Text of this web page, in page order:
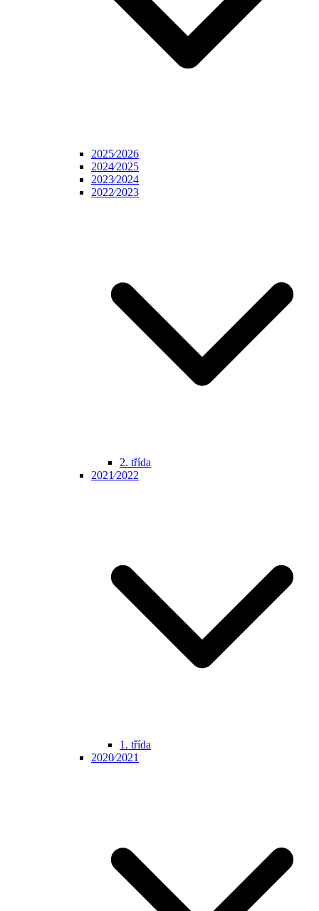
2025⁄2026
2024⁄2025
2023⁄2024
2022⁄2023
2. třída
2021⁄2022
1. třída
2020⁄2021